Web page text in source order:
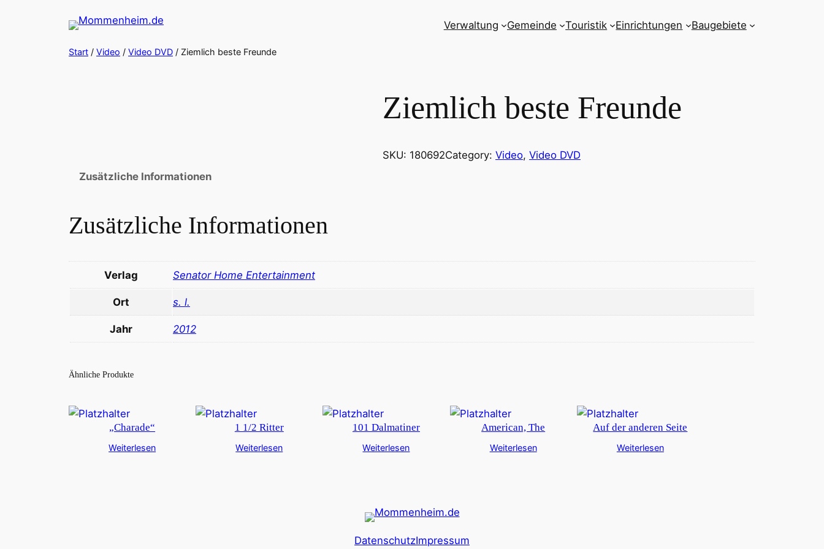
Verwaltung Gemeinde Touristik Einrichtungen Baugebiete
Start / Video / Video DVD / Ziemlich beste Freunde
Ziemlich beste Freunde
SKU: 180692Category: Video, Video DVD
Zusätzliche Informationen
Zusätzliche Informationen
Verlag Senator Home Entertainment
Ort s. l.
Jahr 2012
Ähnliche Produkte
„Charade“
Weiterlesen
1 1/2 Ritter
Weiterlesen
101 Dalmatiner
Weiterlesen
American, The
Weiterlesen
Auf der anderen Seite
Weiterlesen
DatenschutzImpressum